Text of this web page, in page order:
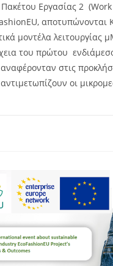
Εργασίας 2 (Work
αποτυπώνονται
μοντέλα λειτουργίας
του πρώτου
στις
οι